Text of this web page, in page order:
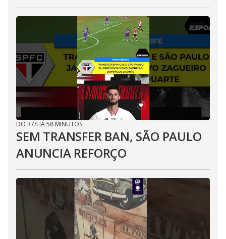
DO R7/HÁ 58 MINUTOS
SEM TRANSFER BAN, SÃO PAULO
ANUNCIA REFORÇO